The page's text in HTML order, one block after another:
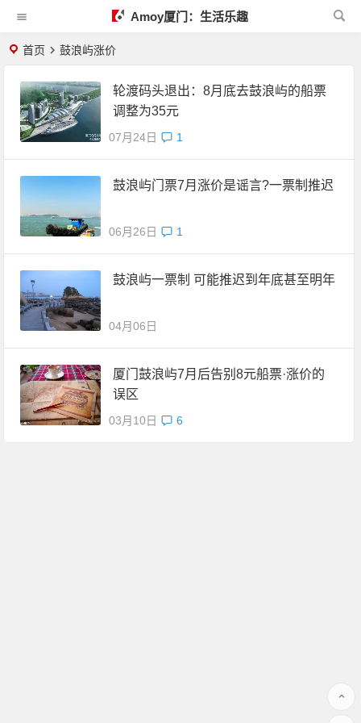
Amoy厦门：生活乐趣
首页 鼓浪屿涨价
轮渡码头退出：8月底去鼓浪屿的船票
调整为35元
07月24日 1
鼓浪屿门票7月涨价是谣言?一票制推迟
06月26日 1
鼓浪屿一票制 可能推迟到年底甚至明年
04月06日
厦门鼓浪屿7月后告别8元船票·涨价的
误区
03月10日 6